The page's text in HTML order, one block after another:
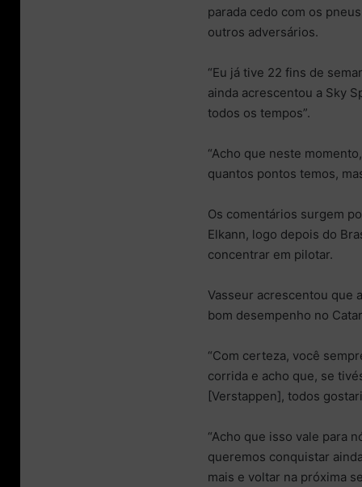
parada cedo com os
outros adversários.
“Eu já tive 22 fins de
ainda acrescentou a Sky
todos os tempos”.
“Acho que neste
quantos pontos temos,
Os comentários surgem
Elkann, logo depois do
concentrar em pilotar.
Vasseur acrescentou que
bom desempenho no
“Com certeza, você
corrida e acho que, se
[Verstappen], todos
“Acho que isso vale para
queremos conquistar
mais e voltar na próxima